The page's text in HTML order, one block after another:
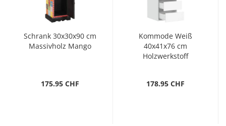
Schrank 30x30x90 cm
Massivholz Mango
175.95 CHF
Kommode Weiß
40x41x76 cm
Holzwerkstoff
178.95 CHF